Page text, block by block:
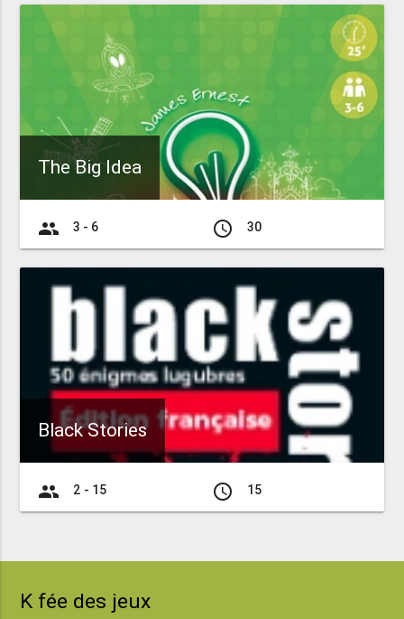
The Big Idea
group 3 - 6 access_time 30
Black Stories
group 2 - 15 access_time 15
K fée des jeux